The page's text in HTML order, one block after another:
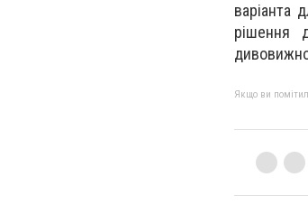
варіанта
рішення
Якщо ви